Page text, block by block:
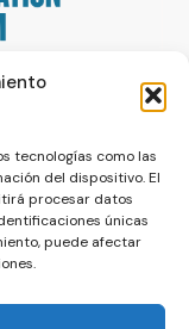
tecnologías como las
del dispositivo. El
procesar datos
únicas
puede afectar